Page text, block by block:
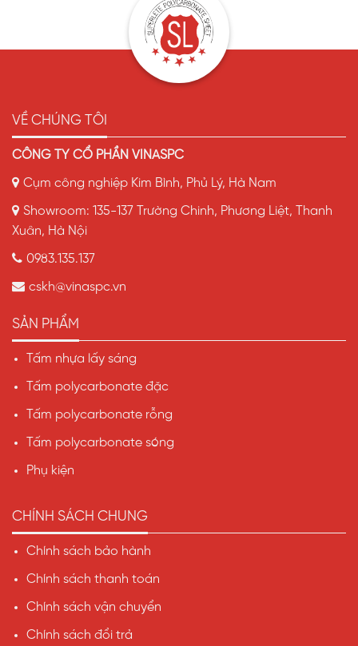
VỀ CHÚNG TÔI
CÔNG TY CỔ PHẦN VINASPC
Cụm công nghiệp Kim Bình, Phủ Lý, Hà Nam
Showroom: 135-137 Trường Chinh, Phương Liệt, Thanh
Xuân, Hà Nội
0983.135.137
cskh@vinaspc.vn
SẢN PHẨM
Tấm nhựa lấy sáng
Tấm polycarbonate đặc
Tấm polycarbonate rỗng
Tấm polycarbonate sóng
Phụ kiện
CHÍNH SÁCH CHUNG
Chính sách bảo hành
Chính sách thanh toán
Chính sách vận chuyển
Chính sách đổi trả